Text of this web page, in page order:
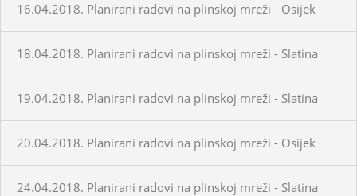
16.04.2018. Planirani radovi na plinskoj mreži - Osijek
18.04.2018. Planirani radovi na plinskoj mreži - Slatina
19.04.2018. Planirani radovi na plinskoj mreži - Slatina
20.04.2018. Planirani radovi na plinskoj mreži - Osijek
24.04.2018. Planirani radovi na plinskoj mreži - Slatina